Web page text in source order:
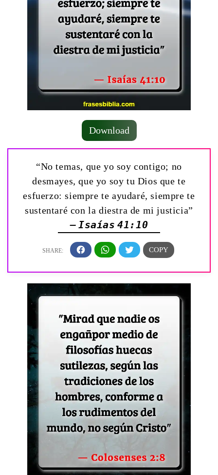
Download
“No temas, que yo soy contigo; no
desmayes, que yo soy tu Dios que te
esfuerzo: siempre te ayudaré, siempre te
sustentaré con la diestra de mi justicia”
— Isaías 41:10